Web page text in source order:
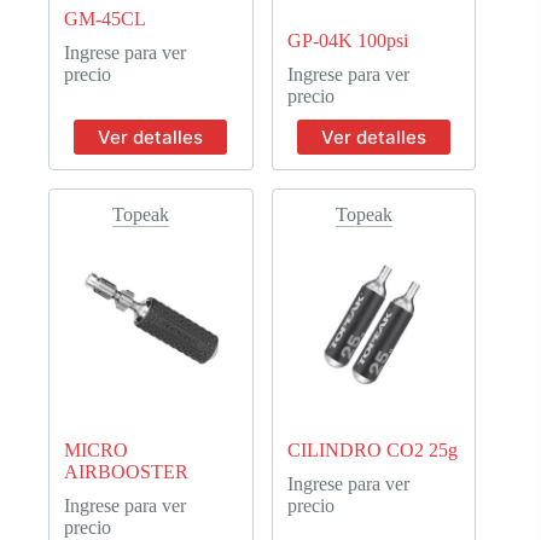
GM-45CL
Ingrese para ver
precio
Ver detalles
GP-04K 100psi
Ingrese para ver
precio
Ver detalles
Topeak
MICRO
AIRBOOSTER
Ingrese para ver
precio
Topeak
CILINDRO CO2 25g
Ingrese para ver
precio